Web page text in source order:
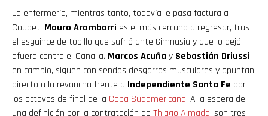
La enfermería, mientras tanto, todavía le pasa factura a
Coudet. Mauro Arambarri es el más cercano a regresar, tras
el esguince de tobillo que sufrió ante Gimnasia y que lo dejó
afuera contra el Canalla. Marcos Acuña y Sebastián Driussi,
en cambio, siguen con sendos desgarros musculares y apuntan
directo a la revancha frente a Independiente Santa Fe por
los octavos de final de la Copa Sudamericana. A la espera de